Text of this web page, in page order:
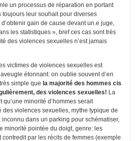
un processus de réparation en portant
toujours leur souhait pour diverses
gain de cause devant un.e juge,
les statistiques », bref ces cas sont très
des violences sexuelles n’est jamais
victimes de violences sexuelles est
étonnant: on oublie souvent d’en
simple que la majorité des hommes cis
des violences sexuelles! La
minorité d’hommes serait
violences sexuelles, mythe typique de
dans un parking pour schématiser,
minorité pointée du doigt, genre: les
contredit par les récits de femmes (exemple